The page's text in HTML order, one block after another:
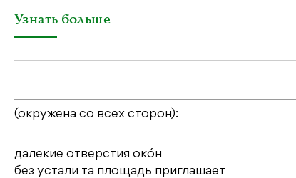
Узнать больше
(окружена со всех сторон):
далекие отверстия окóн
без устали та площадь приглашает